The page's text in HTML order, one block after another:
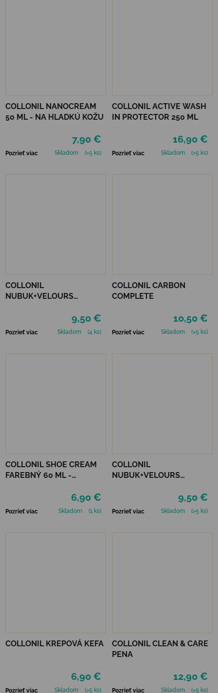
COLLONIL NANOCREAM
50 ML - NA HLADKÚ KOŽU
7,90 €
Pozrieť viac Skladom (>5 ks)
COLLONIL ACTIVE WASH
IN PROTECTOR 250 ML
16,90 €
Pozrieť viac Skladom (>5 ks)
COLLONIL
NUBUK+VELOURS
9,50 €
Pozrieť viac Skladom (4 ks)
COLLONIL CARBON
COMPLETE
10,50 €
Pozrieť viac Skladom (>5 ks)
COLLONIL SHOE CREAM
FAREBNÝ 60 ML -
6,90 €
Pozrieť viac Skladom (1 ks)
COLLONIL
NUBUK+VELOURS
9,50 €
Pozrieť viac Skladom (>5 ks)
COLLONIL KREPOVÁ KEFA
6,90 €
Pozrieť viac Skladom (>5 ks)
COLLONIL CLEAN & CARE
PENA
12,90 €
Pozrieť viac Skladom (>5 ks)